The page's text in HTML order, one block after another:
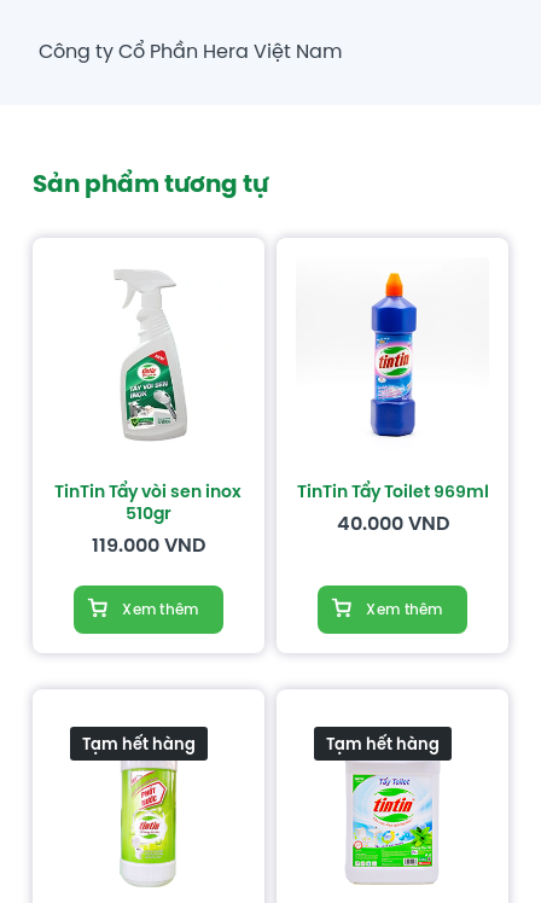
Công ty Cổ Phần Hera Việt Nam
Sản phẩm tương tự
TinTin Tẩy vòi sen inox
510gr
119.000VND
Xem thêm
TinTin Tẩy Toilet 969ml
40.000VND
Xem thêm
Tạm hết hàng Tạm hết hàng